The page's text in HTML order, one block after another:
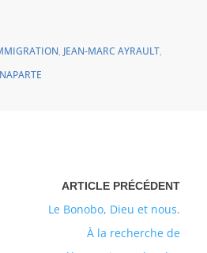
, JEAN-MARC AYRAULT,
Le Bonobo, Dieu et nous.
À la recherche de